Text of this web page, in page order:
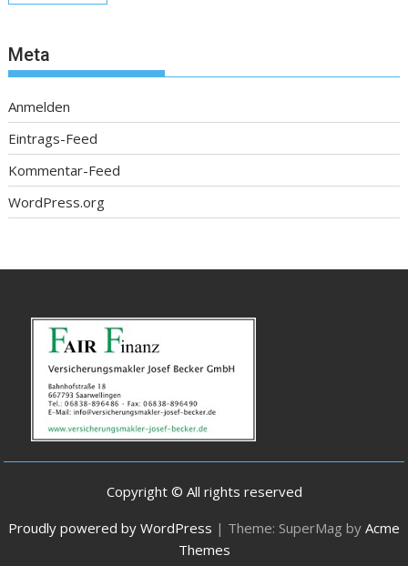
Meta
Anmelden
Eintrags-Feed
Kommentar-Feed
WordPress.org
Copyright © All rights reserved
Proudly powered by WordPress | Theme: SuperMag by Acme
Themes